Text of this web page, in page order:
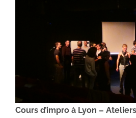
Cours d’impro à Lyon –